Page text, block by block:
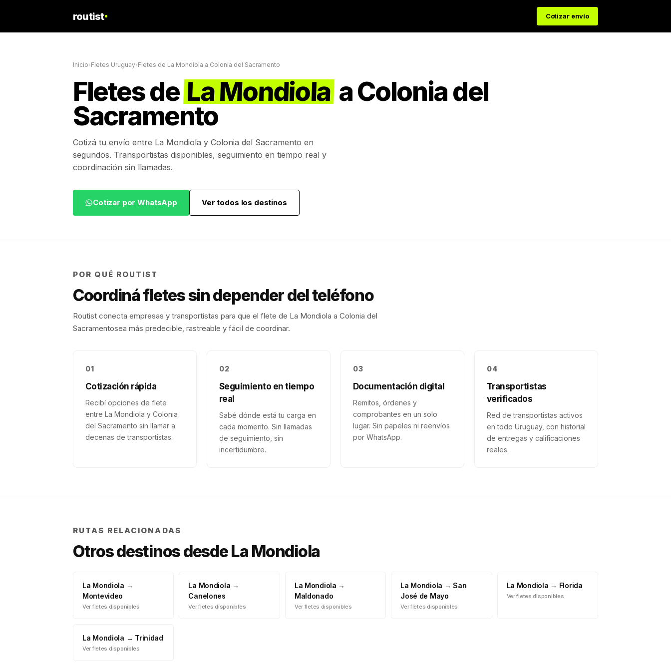
routist Cotizar envío
Inicio›Fletes Uruguay›Fletes de La Mondiola a Colonia del Sacramento
Fletes de La Mondiola aColonia del
Sacramento
Cotizá tu envío entre La Mondiola y Colonia del Sacramento en
segundos. Transportistas disponibles, seguimiento en tiempo real y
coordinación sin llamadas.
Cotizar por WhatsApp Ver todos los destinos
POR QUÉ ROUTIST
Coordiná fletes sin depender del teléfono
Routist conecta empresas y transportistas para que el flete de La Mondiola a Colonia del
Sacramentosea más predecible, rastreable y fácil de coordinar.
01
Cotización rápida
Recibí opciones de flete
entre La Mondiola y Colonia
del Sacramento sin llamar a
decenas de transportistas.
02
Seguimiento en tiempo
real
Sabé dónde está tu carga en
cada momento. Sin llamadas
de seguimiento, sin
incertidumbre.
03
Documentación digital
Remitos, órdenes y
comprobantes en un solo
lugar. Sin papeles ni reenvíos
por WhatsApp.
04
Transportistas
verificados
Red de transportistas activos
en todo Uruguay, con historial
de entregas y calificaciones
reales.
RUTAS RELACIONADAS
Otros destinos desdeLa Mondiola
La Mondiola →
Montevideo
Ver fletes disponibles
La Mondiola →
Canelones
Ver fletes disponibles
La Mondiola →
Maldonado
Ver fletes disponibles
La Mondiola →San
José de Mayo
Ver fletes disponibles
La Mondiola → Florida
Ver fletes disponibles
La Mondiola → Trinidad
Ver fletes disponibles